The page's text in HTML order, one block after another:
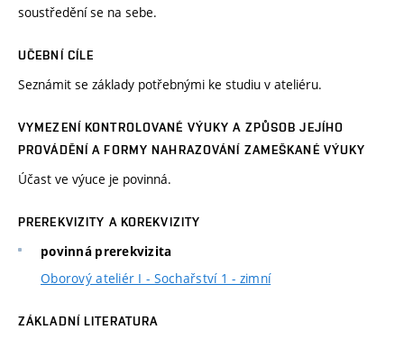
soustředění se na sebe.
UČEBNÍ CÍLE
Seznámit se základy potřebnými ke studiu v ateliéru.
VYMEZENÍ KONTROLOVANÉ VÝUKY A ZPŮSOB JEJÍHO
PROVÁDĚNÍ A FORMY NAHRAZOVÁNÍ ZAMEŠKANÉ VÝUKY
Účast ve výuce je povinná.
PREREKVIZITY A KOREKVIZITY
povinná prerekvizita
Oborový ateliér I - Sochařství 1 - zimní
ZÁKLADNÍ LITERATURA